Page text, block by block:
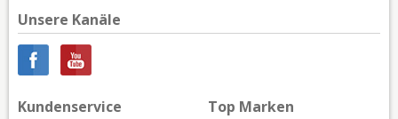
Unsere Kanäle
Kundenservice Top Marken